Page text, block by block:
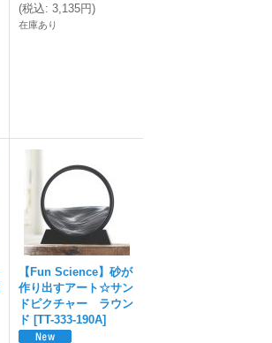
(税込: 3,135円)
在庫あり
【Fun Science】砂が
作り出すアート☆サン
ドピクチャー ラウン
ド [TT-333-190A]